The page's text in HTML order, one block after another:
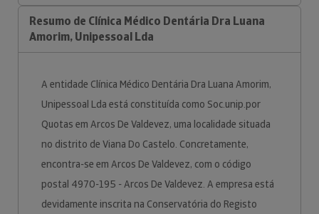
Resumo de Clínica Médico Dentária Dra Luana
Amorim, Unipessoal Lda
A entidade Clínica Médico Dentária Dra Luana Amorim,
Unipessoal Lda está constituída como Soc.unip.por
Quotas em Arcos De Valdevez, uma localidade situada
no distrito de Viana Do Castelo. Concretamente,
encontra-se em Arcos De Valdevez, com o código
postal 4970-195 - Arcos De Valdevez. A empresa está
devidamente inscrita na Conservatória do Registo